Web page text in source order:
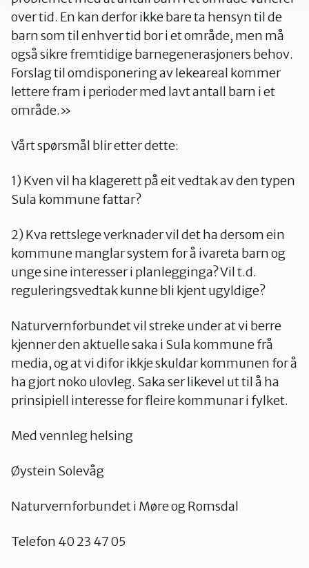
over tid. En kan derfor ikke bare ta hensyn til de
barn som til enhver tid bor i et område, men må
også sikre fremtidige barnegenerasjoners behov.
Forslag til omdisponering av lekeareal kommer
lettere fram i perioder med lavt antall barn i et
område.»
Vårt spørsmål blir etter dette:
1) Kven vil ha klagerett på eit vedtak av den typen
Sula kommune fattar?
2) Kva rettslege verknader vil det ha dersom ein
kommune manglar system for å ivareta barn og
unge sine interesser i planlegginga? Vil t.d.
reguleringsvedtak kunne bli kjent ugyldige?
Naturvernforbundet vil streke under at vi berre
kjenner den aktuelle saka i Sula kommune frå
media, og at vi difor ikkje skuldar kommunen for å
ha gjort noko ulovleg. Saka ser likevel ut til å ha
prinsipiell interesse for fleire kommunar i fylket.
Med vennleg helsing
Øystein Solevåg
Naturvernforbundet i Møre og Romsdal
Telefon 40 23 47 05